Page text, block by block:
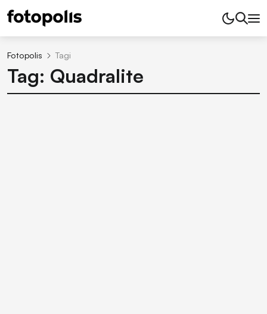
Fotopolis Tagi
Tag: Quadralite